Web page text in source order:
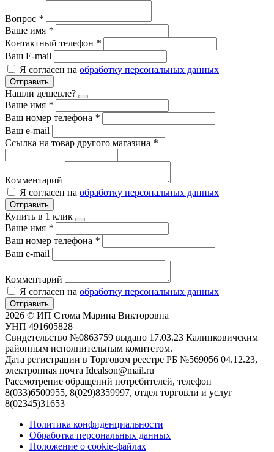
Вопрос *
Ваше имя *
Контактный телефон *
Ваш E-mail
Я согласен на обработку персональных данных
Отправить
Нашли дешевле?
Ваше имя *
Ваш номер телефона *
Ваш e-mail
Ссылка на товар другого магазина *
Комментарий
Я согласен на обработку персональных данных
Отправить
Купить в 1 клик
Ваше имя *
Ваш номер телефона *
Ваш e-mail
Комментарий
Я согласен на обработку персональных данных
Отправить
2026 © ИП Стома Марина Викторовна
УНП 491605828
Свидетельство №0863759 выдано 17.03.23 Калинковичским
районным исполнительным комитетом.
Дата регистрации в Торговом реестре РБ №569056 04.12.23,
электронная почта Idealson@mail.ru
Рассмотрение обращений потребителей, телефон
8(033)6500955, 8(029)8359997, отдел торговли и услуг
8(02345)31653
Политика конфиденциальности
Обработка персональных данных
Положение о cookie-файлах